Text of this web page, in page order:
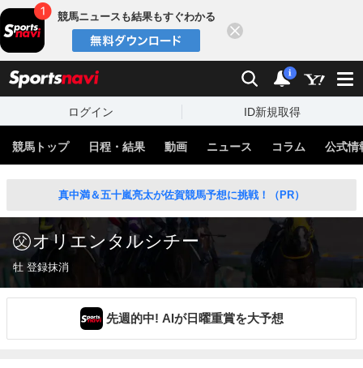
競馬ニュースも結果もすぐわかる
検索 通知
i
ログイン ID新規取得
競馬トップ 日程・結果 動画 ニュース コラム 公式情
真中満＆五十嵐亮太が佐賀競馬予想に挑戦！（PR）
オリエンタルシチー
牡 登録抹消
先週的中! AIが日曜重賞を大予想